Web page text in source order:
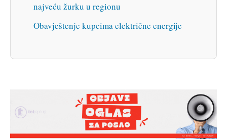
najveću žurku u regionu
Obavještenje kupcima električne energije